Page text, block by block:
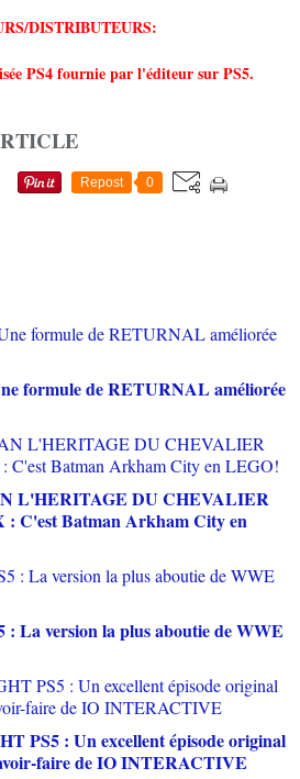
DISTRIBUTEURS:
PS4 fournie par l'éditeur sur PS5.
Repost 0
formule de RETURNAL améliorée
L'HERITAGE DU CHEVALIER
C'est Batman Arkham City en
La version la plus aboutie de WWE
PS5 : Un excellent épisode original
faire de IO INTERACTIVE